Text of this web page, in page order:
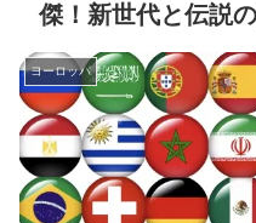
傑！新世代と伝説
ヨーロッパ